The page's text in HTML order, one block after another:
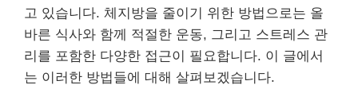
고 있습니다. 체지방을 줄이기 위한 방법으로는 올
바른 식사와 함께 적절한 운동, 그리고 스트레스 관
리를 포함한 다양한 접근이 필요합니다. 이 글에서
는 이러한 방법들에 대해 살펴보겠습니다.